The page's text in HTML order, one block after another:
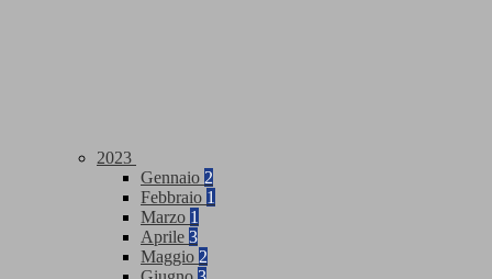
2023
Gennaio 2
Febbraio 1
Marzo 1
Aprile 3
Maggio 2